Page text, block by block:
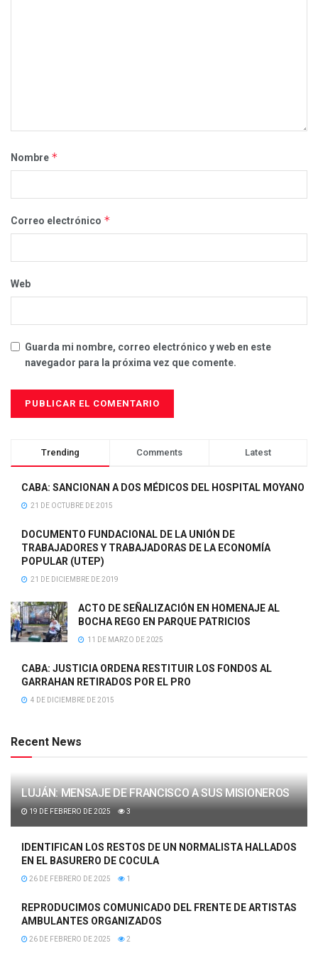
Nombre *
Correo electrónico *
Web
Guarda mi nombre, correo electrónico y web en este
navegador para la próxima vez que comente.
Trending Comments Latest
CABA: SANCIONAN A DOS MÉDICOS DEL HOSPITAL MOYANO
21 DE OCTUBRE DE 2015
DOCUMENTO FUNDACIONAL DE LA UNIÓN DE
TRABAJADORES Y TRABAJADORAS DE LA ECONOMÍA
POPULAR (UTEP)
21 DE DICIEMBRE DE 2019
ACTO DE SEÑALIZACIÓN EN HOMENAJE AL
BOCHA REGO EN PARQUE PATRICIOS
11 DE MARZO DE 2025
CABA: JUSTICIA ORDENA RESTITUIR LOS FONDOS AL
GARRAHAN RETIRADOS POR EL PRO
4 DE DICIEMBRE DE 2015
Recent News
LUJÁN: MENSAJE DE FRANCISCO A SUS MISIONEROS
19 DE FEBRERO DE 2025 3
IDENTIFICAN LOS RESTOS DE UN NORMALISTA HALLADOS
EN EL BASURERO DE COCULA
26 DE FEBRERO DE 2025 1
REPRODUCIMOS COMUNICADO DEL FRENTE DE ARTISTAS
AMBULANTES ORGANIZADOS
26 DE FEBRERO DE 2025 2